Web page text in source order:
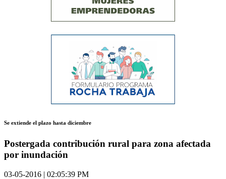
Se extiende el plazo hasta diciembre
Postergada contribución rural para zona afectada
por inundación
03-05-2016 | 02:05:39 PM